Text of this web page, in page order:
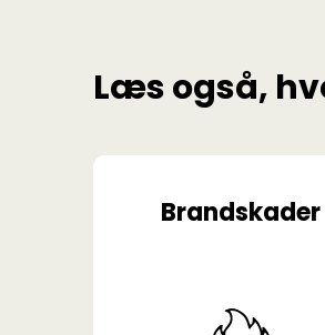
Læs også,
Brandskader